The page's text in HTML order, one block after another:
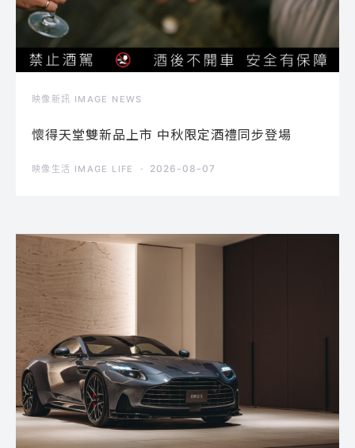
映像新訊 IMAGE NEWS
懷得天堂雙新品上市 中秋限定酒禮同步登場
映像生活 IMAGE LIFE 2026-08-07